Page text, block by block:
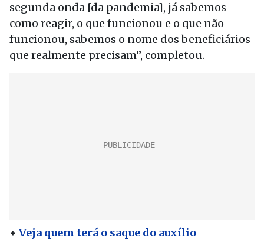
segunda onda [da pandemia], já sabemos
como reagir, o que funcionou e o que não
funcionou, sabemos o nome dos beneficiários
que realmente precisam”, completou.
+ Veja quem terá o saque do auxílio